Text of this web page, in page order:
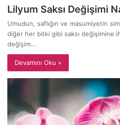
Lilyum Saksı Değişimi
Umudun, saflığın ve masumiyetin
diğer her bitki gibi saksı değişimine
değişim…
Devamını Oku »